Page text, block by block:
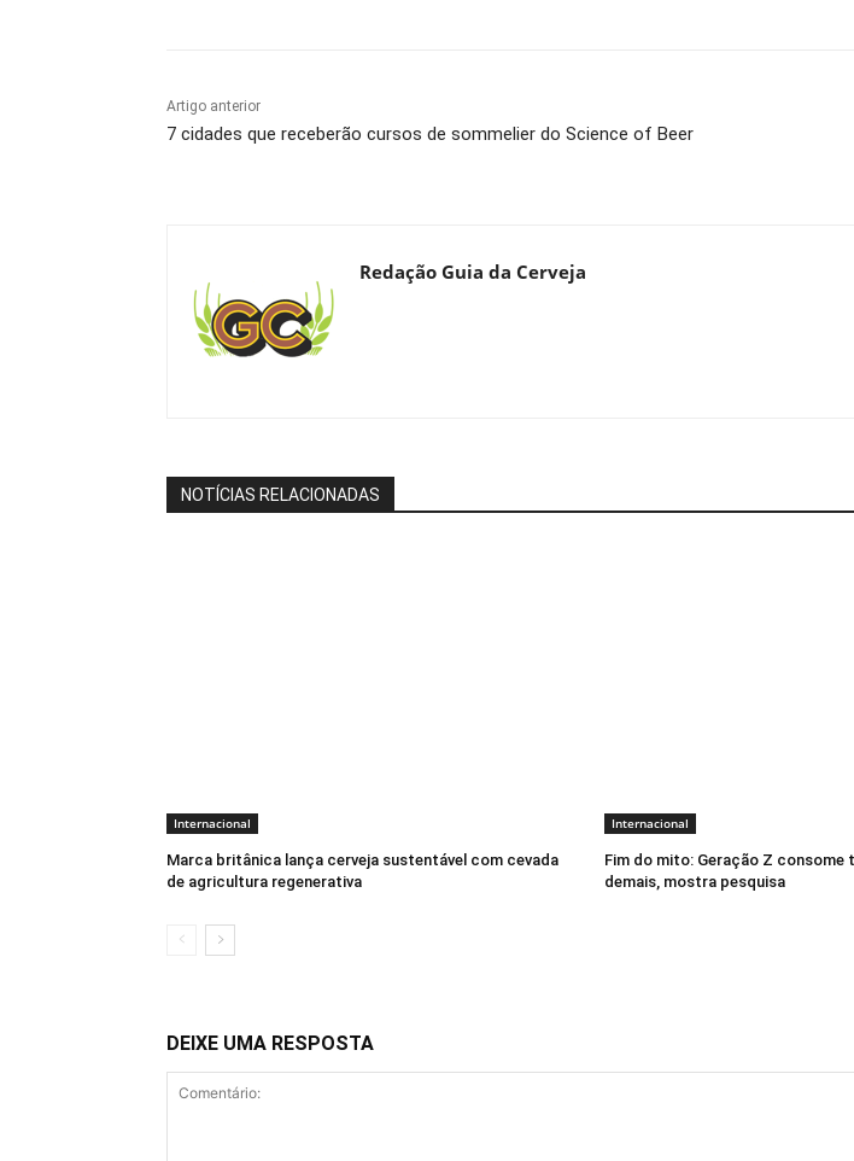
Artigo anterior
7 cidades que receberão cursos de sommelier do Science of Beer
Redação Guia da Cerveja
NOTÍCIAS RELACIONADAS
Internacional
Marca britânica lança cerveja sustentável com cevada
de agricultura regenerativa
Internacional
Fim do mito: Geração Z
demais, mostra pesquisa
DEIXE UMA RESPOSTA